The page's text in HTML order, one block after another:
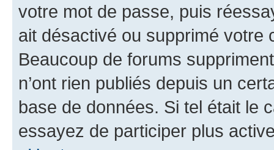
votre mot de passe, puis
ait désactivé ou supprimé votre
Beaucoup de forums
n’ont rien publiés depuis un
base de données. Si tel était le
essayez de participer plus